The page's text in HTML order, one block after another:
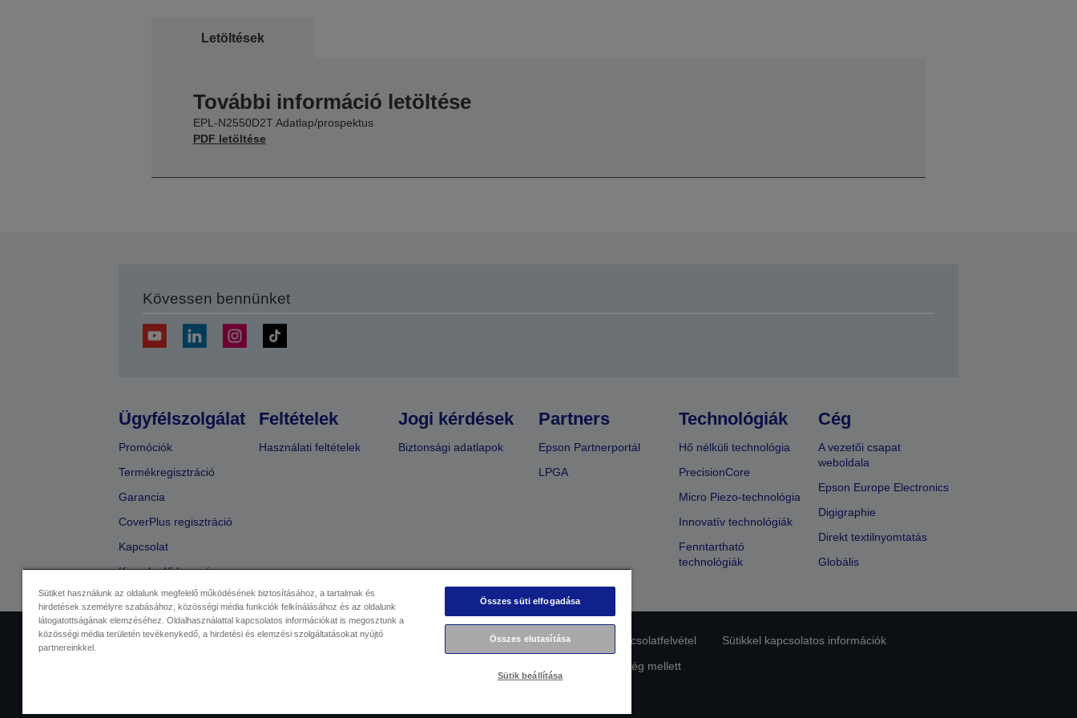
Letöltések
További információ letöltése
EPL-N2550D2T Adatlap/prospektus
PDF letöltése
Kövessen bennünket
Ügyfélszolgálat
Promóciók
Termékregisztráció
Garancia
CoverPlus regisztráció
Kapcsolat
Kereskedő keresése
Feltételek
Használati feltételek
Jogi kérdések
Biztonsági adatlapok
Partners
Epson Partnerportál
LPGA
Technológiák
Hő nélküli technológia
PrecisionCore
Micro Piezo-technológia
Innovatív technológiák
Fenntartható
technológiák
Cég
A vezetői csapat
weboldala
Epson Europe Electronics
Digigraphie
Direkt textilnyomtatás
Globális
Kereskedelmi központ Adatvédelmi nyilatkozat EU Data Act Compliance Kapcsolatfelvétel
Sütikkel kapcsolatos információk
Az Epson elkötelezettsége az akadálymentesség mellett
Sütiket használunk az oldalunk megfelelő működésének biztosításához, a tartalmak és
hirdetések személyre szabásához, közösségi média funkciók felkínálásához és az oldalunk
látogatottságának elemzéséhez. Oldalhasználattal kapcsolatos információkat is megosztunk a
közösségi média területén tevékenykedő, a hirdetési és elemzési szolgáltatásokat nyújtó
partnereinkkel.
Összes süti elfogadása
Összes elutasítása
Sütik beállítása